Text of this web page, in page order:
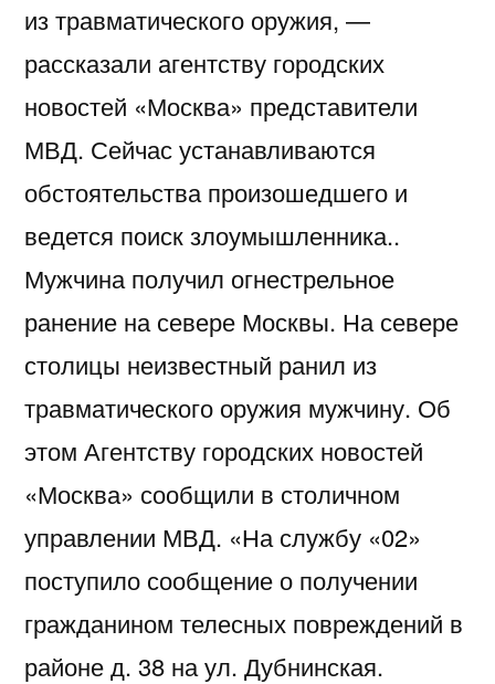
из травматического оружия, —
рассказали агентству городских
новостей «Москва» представители
МВД. Сейчас устанавливаются
обстоятельства произошедшего и
ведется поиск злоумышленника..
Мужчина получил огнестрельное
ранение на севере Москвы. На севере
столицы неизвестный ранил из
травматического оружия мужчину. Об
этом Агентству городских новостей
«Москва» сообщили в столичном
управлении МВД. «На службу «02»
поступило сообщение о получении
гражданином телесных повреждений в
районе д. 38 на ул. Дубнинская.